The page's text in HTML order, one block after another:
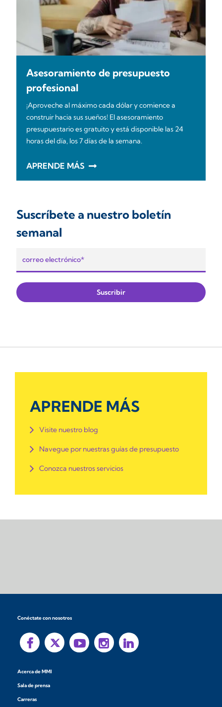
Asesoramiento de presupuesto
profesional
¡Aproveche al máximo cada dólar y comience a
construir hacia sus sueños! El asesoramiento
presupuestario es gratuito y está disponible las 24
horas del día, los 7 días de la semana.
APRENDE MÁS
Suscríbete a nuestro boletín
semanal
APRENDE MÁS
Visite nuestro blog
Navegue por nuestras guías de presupuesto
Conozca nuestros servicios
Conéctate con nosotros
Acerca de MMI
Sala de prensa
Carreras